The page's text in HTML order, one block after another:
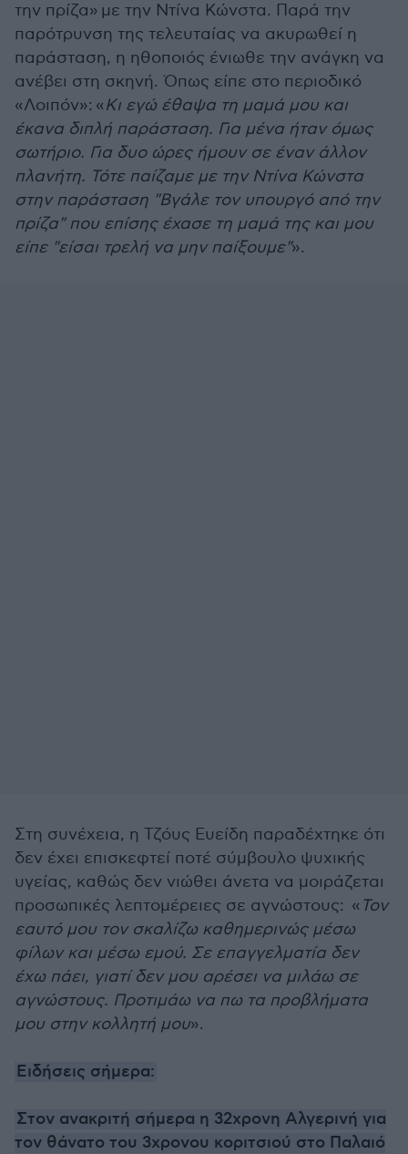
την πρίζα» με την Ντίνα Κώνστα. Παρά την
παρότρυνση της τελευταίας να ακυρωθεί η
παράσταση, η ηθοποιός ένιωθε την ανάγκη να
ανέβει στη σκηνή. Όπως είπε στο περιοδικό
«Λοιπόν»: «Κι εγώ έθαψα τη μαμά μου και
έκανα διπλή παράσταση. Για μένα ήταν όμως
σωτήριο. Για δυο ώρες ήμουν σε έναν άλλον
πλανήτη. Τότε παίζαμε με την Ντίνα Κώνστα
στην παράσταση "Βγάλε τον υπουργό από την
πρίζα" που επίσης έχασε τη μαμά της και μου
είπε "είσαι τρελή να μην παίξουμε"».
Στη συνέχεια, η Τζόυς Ευείδη παραδέχτηκε ότι
δεν έχει επισκεφτεί ποτέ σύμβουλο ψυχικής
υγείας, καθώς δεν νιώθει άνετα να μοιράζεται
προσωπικές λεπτομέρειες σε αγνώστους: « Τον
εαυτό μου τον σκαλίζω καθημερινώς μέσω
φίλων και μέσω εμού. Σε επαγγελματία δεν
έχω πάει, γιατί δεν μου αρέσει να μιλάω σε
αγνώστους. Προτιμάω να πω τα προβλήματα
μου στην κολλητή μου».
Ειδήσεις σήμερα:
Στον ανακριτή σήμερα η 32χρονη Αλγερινή για
τον θάνατο του 3χρονου κοριτσιού στο Παλαιό